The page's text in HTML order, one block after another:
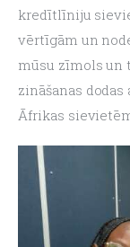
kredītlīniju
vērtīgām un
mūsu zīmols un
zināšanas
Āfrikas